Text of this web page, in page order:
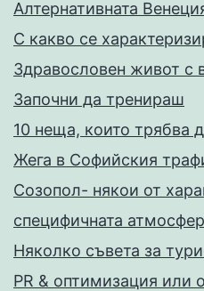
Алтернативната
С какво се
Здравословен живот с
Запoчни да тренираш
10 неща, които трябва
Жега в Софийския
Созопол- някои от
специфичната
Няколко съвета за
PR & оптимизация